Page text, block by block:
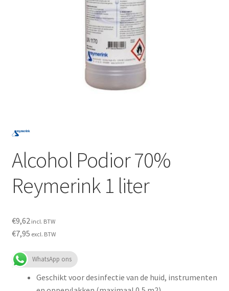
SALON BENODIGDHEDEN
Alcohol Podior 70%
Reymerink 1 liter
€9,62 incl. BTW
€7,95 excl. BTW
WhatsApp ons
Geschikt voor desinfectie van de huid, instrumenten